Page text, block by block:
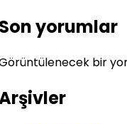
yorumlar
bir